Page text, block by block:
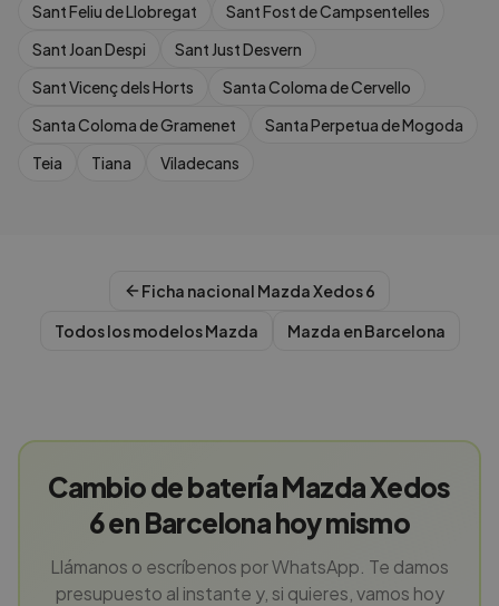
Sant Feliu de Llobregat
Sant Fost de Campsentelles
Sant Joan Despi
Sant Just Desvern
Sant Vicenç dels Horts
Santa Coloma de Cervello
Santa Coloma de Gramenet
Santa Perpetua de Mogoda
Teia
Tiana Viladecans
Ficha nacional MazdaXedos 6
Todos los modelosMazda Mazda enBarcelona
Cambio de batería Mazda Xedos
6 en Barcelona hoy mismo
Llámanos o escríbenos por WhatsApp. Te damos
presupuesto al instante y, si quieres, vamos hoy